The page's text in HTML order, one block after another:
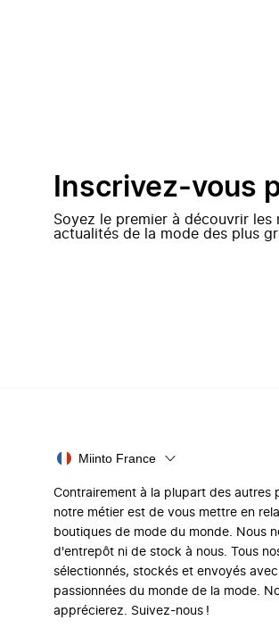
Inscrivez-vous
Soyez le premier à découvrir
actualités de la mode des plus
Miinto France
Contrairement à la plupart des autres
notre métier est de vous mettre en
boutiques de mode du monde. Nous
d'entrepôt ni de stock à nous. Tous
sélectionnés, stockés et envoyés
passionnées du monde de la mode.
apprécierez. Suivez-nous !